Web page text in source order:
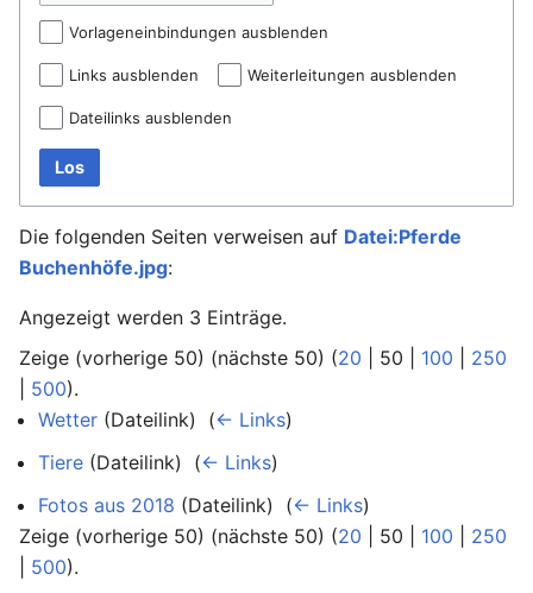
Vorlageneinbindungen ausblenden
Links ausblenden Weiterleitungen ausblenden
Dateilinks ausblenden
Los
Die folgenden Seiten verweisen auf Datei:Pferde
Buchenhöfe.jpg:
Angezeigt werden 3 Einträge.
Zeige (vorherige 50) (nächste 50) (20 50 100
250
500).
Wetter (Dateilink) ‎ (← Links)
Tiere (Dateilink) ‎ (← Links)
Fotos aus 2018 (Dateilink) ‎ (← Links)
Zeige (vorherige 50) (nächste 50) (20 50 100
250
500).